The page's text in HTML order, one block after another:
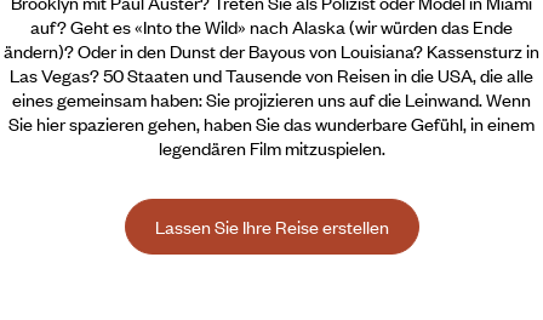
auf? Geht es «Into the Wild» nach Alaska (wir würden das Ende
ändern)? Oder in den Dunst der Bayous von Louisiana? Kassensturz in
Las Vegas? 50 Staaten und Tausende von Reisen in die USA, die alle
eines gemeinsam haben: Sie projizieren uns auf die Leinwand. Wenn
Sie hier spazieren gehen, haben Sie das wunderbare Gefühl, in einem
legendären Film mitzuspielen.
Lassen Sie Ihre Reise erstellen